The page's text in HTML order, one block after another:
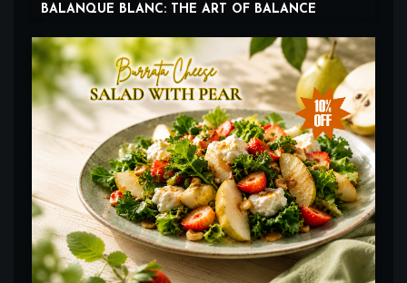
BALANQUE BLANC: THE ART OF BALANCE